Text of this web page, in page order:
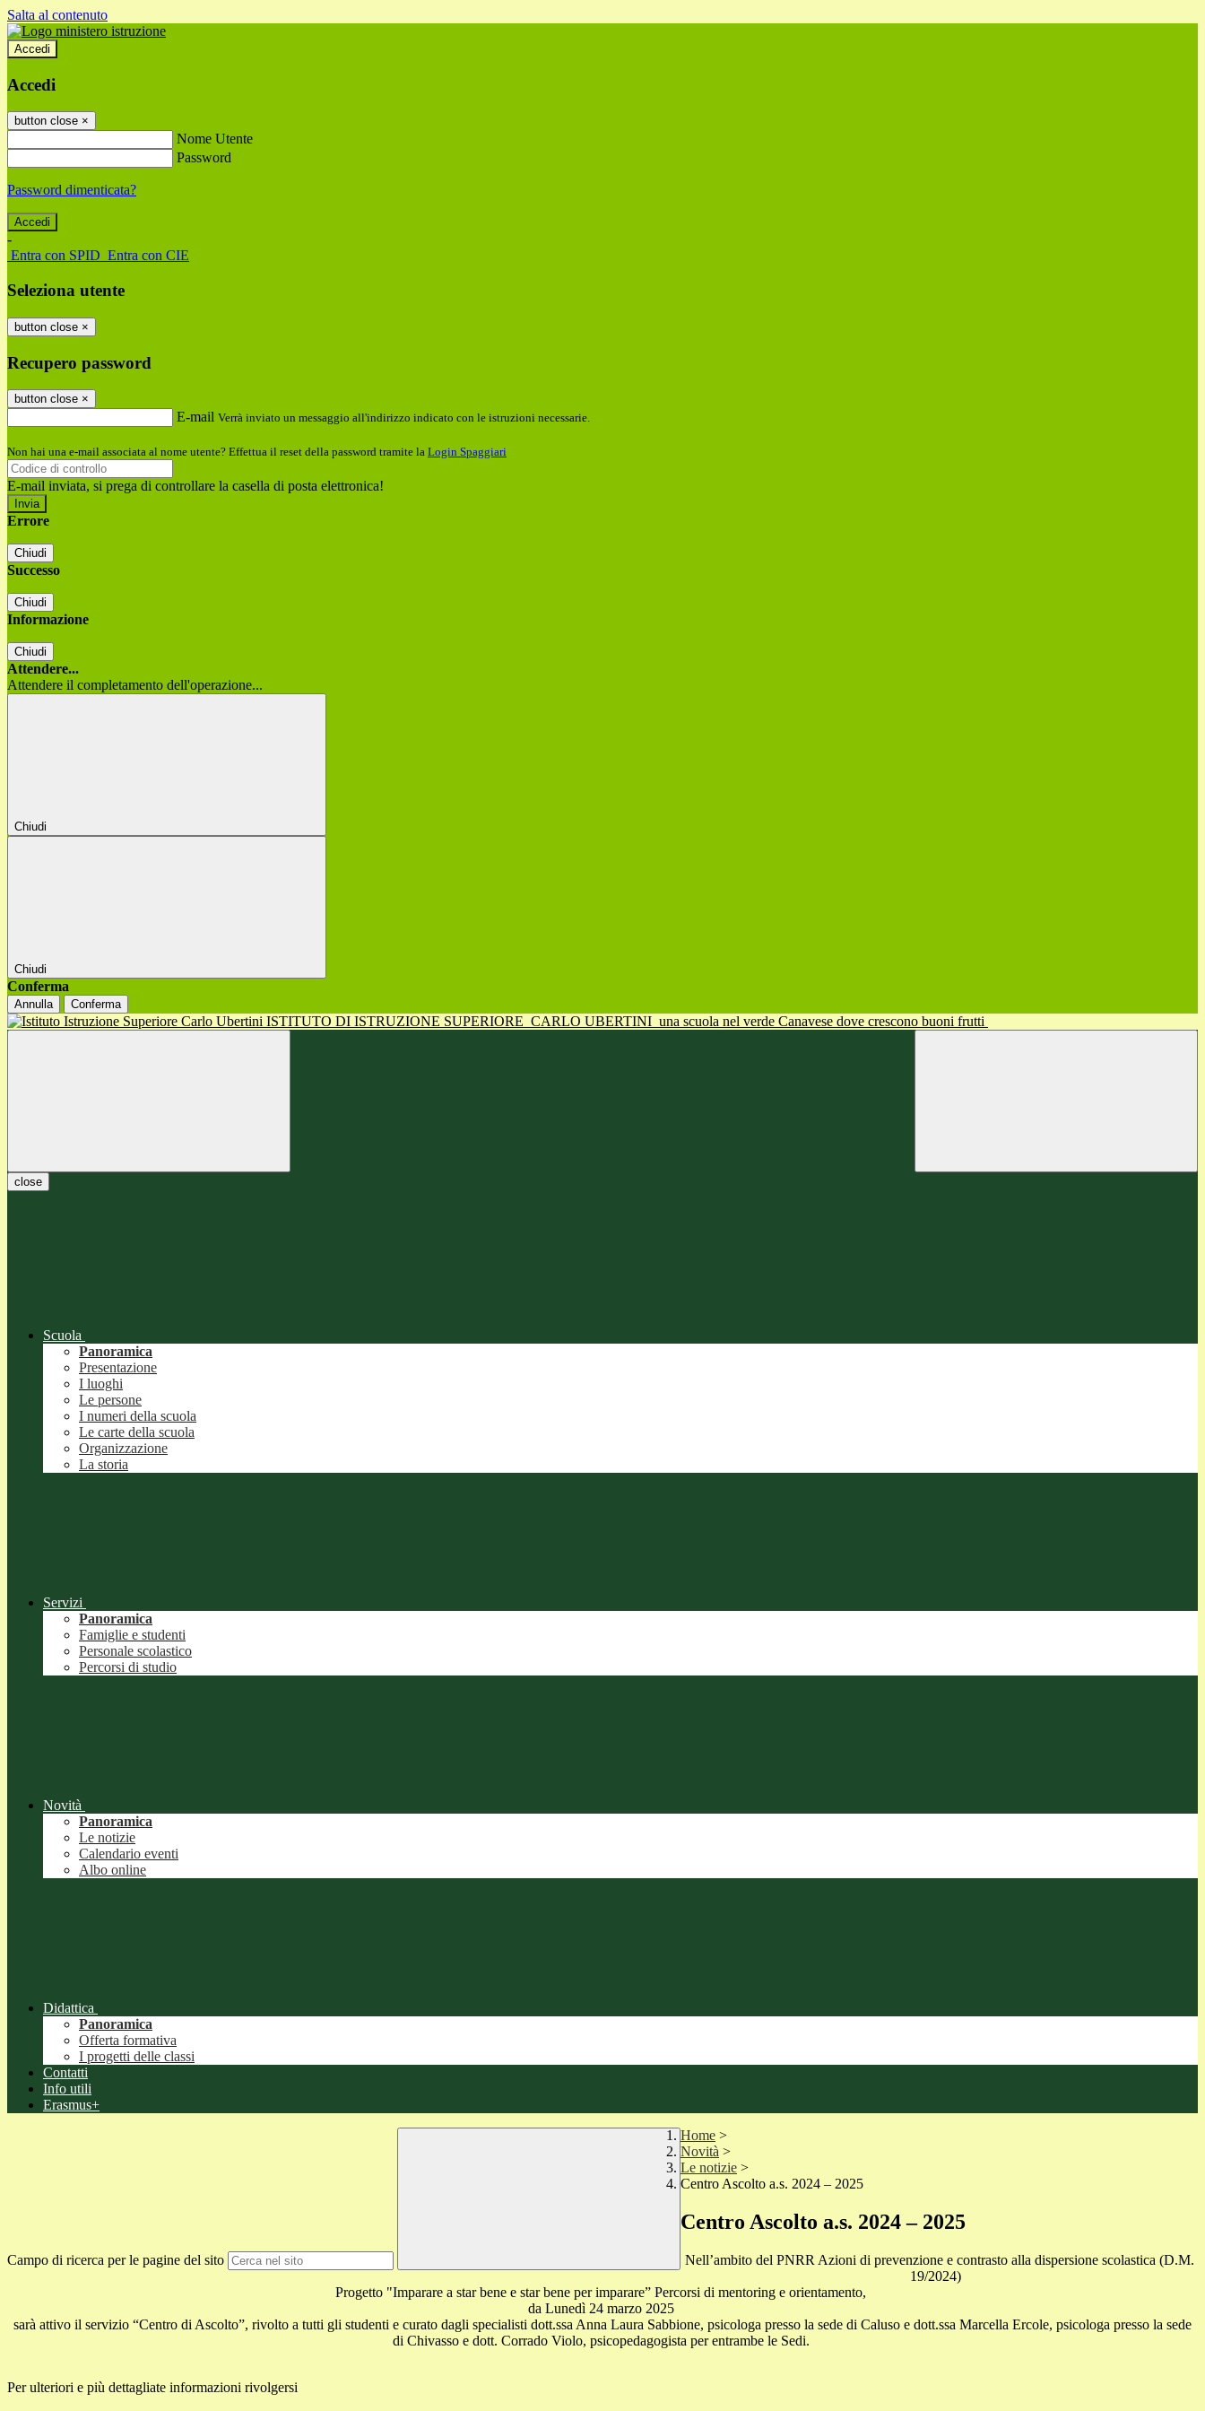
Salta al contenuto
Accedi
Accedi
button close ×
Nome Utente
Password
Password dimenticata?
-
Entra con SPID Entra con CIE
Seleziona utente
button close ×
Recupero password
button close ×
E-mail Verrà inviato un messaggio all'indirizzo indicato con le istruzioni necessarie.
Non hai una e-mail associata al nome utente? Effettua il reset della password tramite la Login Spaggiari
E-mail inviata, si prega di controllare la casella di posta elettronica!
Errore
Chiudi
Successo
Chiudi
Informazione
Chiudi
Attendere...
Attendere il completamento dell'operazione...
Chiudi
Chiudi
Conferma
Annulla Conferma
ISTITUTO DI ISTRUZIONE SUPERIORE CARLO UBERTINI una scuola nel verde Canavese dove crescono buoni frutti
close
Scuola
Panoramica
Presentazione
I luoghi
Le persone
I numeri della scuola
Le carte della scuola
Organizzazione
La storia
Servizi
Panoramica
Famiglie e studenti
Personale scolastico
Percorsi di studio
Novità
Panoramica
Le notizie
Calendario eventi
Albo online
Didattica
Panoramica
Offerta formativa
I progetti delle classi
Contatti
Info utili
Erasmus+
Campo di ricerca per le pagine del sito
Home >
Novità >
Le notizie >
Centro Ascolto a.s. 2024 – 2025
Centro Ascolto a.s. 2024 – 2025
Nell’ambito del PNRR Azioni di prevenzione e contrasto alla dispersione scolastica (D.M.
19/2024)
Progetto "Imparare a star bene e star bene per imparare” Percorsi di mentoring e orientamento,
da Lunedì 24 marzo 2025
sarà attivo il servizio “Centro di Ascolto”, rivolto a tutti gli studenti e curato dagli specialisti dott.ssa Anna Laura Sabbione, psicologa presso la sede di Caluso e dott.ssa Marcella Ercole, psicologa presso la sede
di Chivasso e dott. Corrado Violo, psicopedagogista per entrambe le Sedi.
Per ulteriori e più dettagliate informazioni rivolgersi